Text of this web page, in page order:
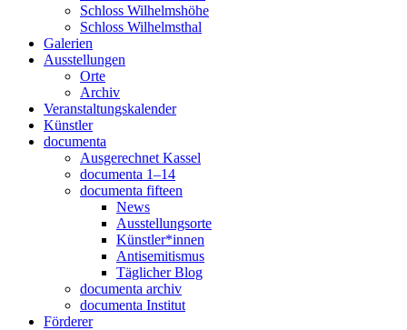
Schloss Wilhelmshöhe
Schloss Wilhelmsthal
Galerien
Ausstellungen
Orte
Archiv
Veranstaltungskalender
Künstler
documenta
Ausgerechnet Kassel
documenta 1–14
documenta fifteen
News
Ausstellungsorte
Künstler*innen
Antisemitismus
Täglicher Blog
documenta archiv
documenta Institut
Förderer